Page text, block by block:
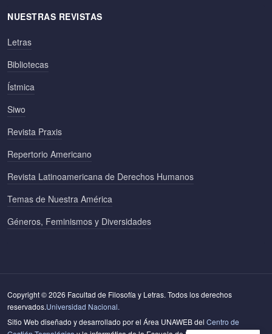
NUESTRAS REVISTAS
Letras
Bibliotecas
Ístmica
Siwo
Revista Praxis
Repertorio Americano
Revista Latinoamericana de Derechos Humanos
Temas de Nuestra América
Géneros, Feminismos y Diversidades
Copyright © 2026 Facultad de Filosofía y Letras. Todos los derechos
reservados.Universidad Nacional.
Sitio Web diseñado y desarrollado por el Área UNAWEB del Centro de